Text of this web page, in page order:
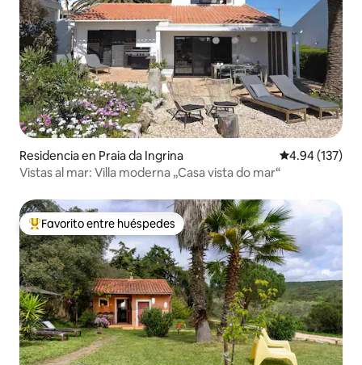
Residencia en Praia da Ingrina Calificación
4.94 (137)
Vistas al mar: Villa moderna „Casa vista do mar“
De los mejores en Favorito entre huéspedes
Favorito entre huéspedes